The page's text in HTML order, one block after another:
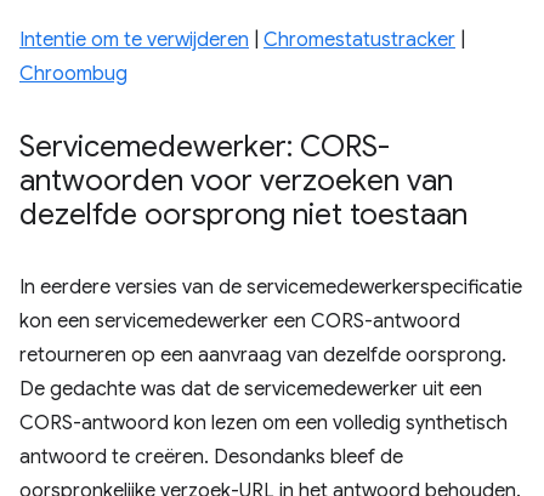
Intentie om te verwijderen Chromestatustracker
Chroombug
Servicemedewerker: CORS-
antwoorden voor verzoeken van
dezelfde oorsprong niet toestaan
In eerdere versies van de servicemedewerkerspecificatie
kon een servicemedewerker een CORS-antwoord
retourneren op een aanvraag van dezelfde oorsprong.
De gedachte was dat de servicemedewerker uit een
CORS-antwoord kon lezen om een ​​volledig synthetisch
antwoord te creëren. Desondanks bleef de
oorspronkelijke verzoek-URL in het antwoord behouden.